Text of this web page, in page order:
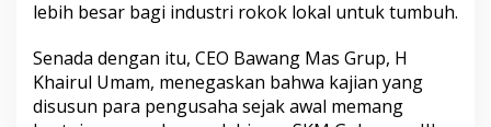
lebih besar bagi industri rokok lokal untuk tumbuh.
Senada dengan itu, CEO Bawang Mas Grup, H
Khairul Umam, menegaskan bahwa kajian yang
disusun para pengusaha sejak awal memang